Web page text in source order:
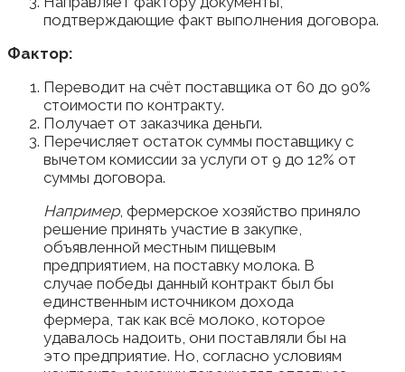
подтверждающие факт выполнения договора.
Фактор:
Переводит на счёт поставщика от 60 до 90%
стоимости по контракту.
Получает от заказчика деньги.
Перечисляет остаток суммы поставщику с
вычетом комиссии за услуги от 9 до 12% от
суммы договора.
Например, фермерское хозяйство приняло
решение принять участие в закупке,
объявленной местным пищевым
предприятием, на поставку молока. В
случае победы данный контракт был бы
единственным источником дохода
фермера, так как всё молоко, которое
удавалось надоить, они поставляли бы на
это предприятие. Но, согласно условиям